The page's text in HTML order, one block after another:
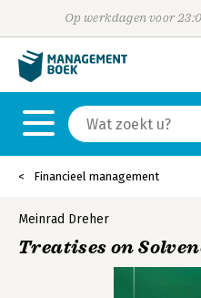
Op werkdagen voor
Financieel management
Meinrad Dreher
Treatises on